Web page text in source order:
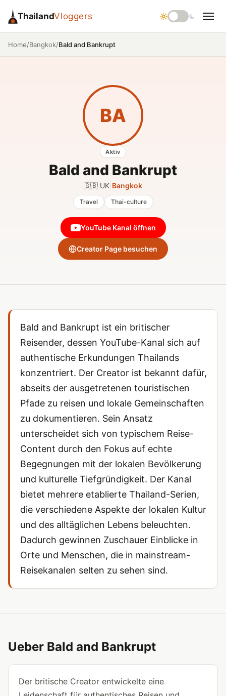
ThailandVloggers
Home/Bangkok/Bald and Bankrupt
BA
Aktiv
Bald and Bankrupt
🇬🇧 UK Bangkok
Travel Thai-culture
YouTube Kanal öffnen
Creator Page besuchen
Bald and Bankrupt ist ein britischer
Reisender, dessen YouTube-Kanal sich auf
authentische Erkundungen Thailands
konzentriert. Der Creator ist bekannt dafür,
abseits der ausgetretenen touristischen
Pfade zu reisen und lokale Gemeinschaften
zu dokumentieren. Sein Ansatz
unterscheidet sich von typischem Reise-
Content durch den Fokus auf echte
Begegnungen mit der lokalen Bevölkerung
und kulturelle Tiefgründigkeit. Der Kanal
bietet mehrere etablierte Thailand-Serien,
die verschiedene Aspekte der lokalen Kultur
und des alltäglichen Lebens beleuchten.
Dadurch gewinnen Zuschauer Einblicke in
Orte und Menschen, die in mainstream-
Reisekanalen selten zu sehen sind.
Ueber Bald and Bankrupt
Der britische Creator entwickelte eine